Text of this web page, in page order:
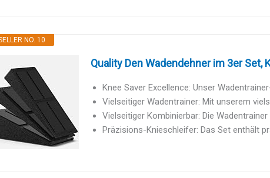
NO. 10
Quality Den Wadendehner im 3er Set,
Knee Saver Excellence: Unser
Vielseitiger Wadentrainer: Mit unserem
Vielseitiger Kombinierbar: Die
Präzisions-Knieschleifer: Das Set enthält